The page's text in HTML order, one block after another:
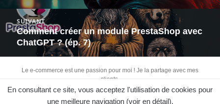
En consultant ce site, vous acceptez l'utilisation de cookies pour
une meilleure navigation (voir en détail).
SUIVANT
Article
suivant :
Comment créer un module PrestaShop avec
ChatGPT ? (ép. 7)
Le e-commerce est une passion pour moi ! Je la partage avec mes
clients.
Retrouvez-moi sur :